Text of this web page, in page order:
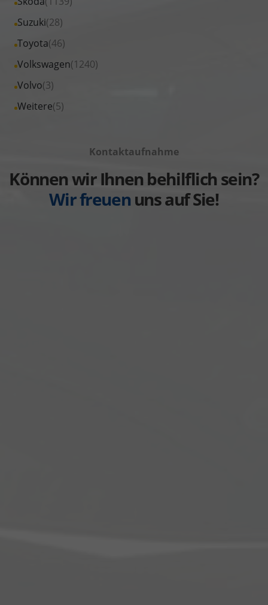
anzeigen
Renault
anzeigen
Seat
anzeigen
Fahrzeuge
Skoda
anzeigen
Suzuki(28)
Alle
Fahrzeuge
Suzuki
anzeigen
Toyota(46)
Alle
Fahrzeuge
Toyota
anzeigen
Volkswagen(1240)
Alle
Fahrzeuge
Volkswagen
Volvo(3)
Alle
Fahrzeuge
Weitere(5)
Alle
anzeigen
Kontaktaufnahme
Können wir Ihnen behilflich sein?
Wir freuenuns auf Sie!